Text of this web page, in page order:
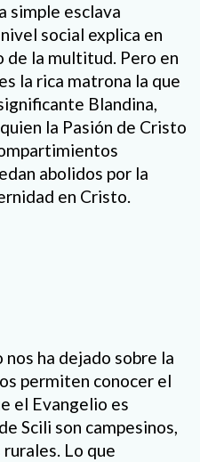
simple esclava
social explica en
la multitud. Pero en
la rica matrona la que
Blandina,
la Pasión de Cristo
abolidos por la
en Cristo.
ha dejado sobre la
permiten conocer el
el Evangelio es
Scili son campesinos,
Lo que